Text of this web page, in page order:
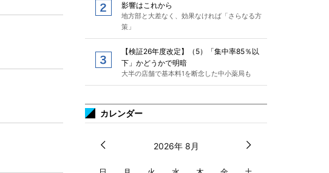
影響はこれから
地方部と大差なく、効果なければ「さらなる方
策」
【検証26年度改定】（5）「集中率85％以
下」かどうかで明暗
大半の店舗で基本料1を断念した中小薬局も
カレンダー
2026年 8月